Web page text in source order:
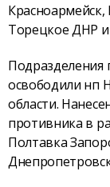
Красноармейск,
Торецкое ДНР и
Подразделения
освободили нп
области.
противника в
Полтавка